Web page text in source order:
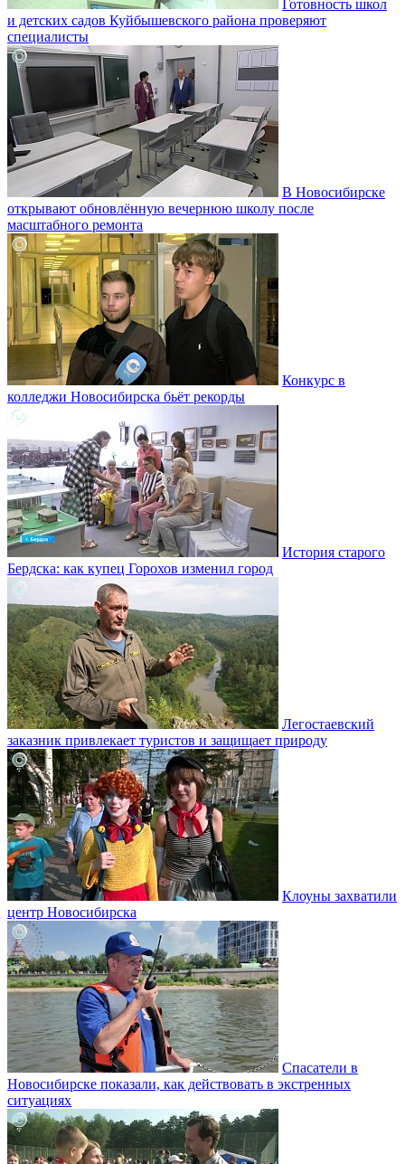
Готовность школ
и детских садов Куйбышевского района проверяют
специалисты
В Новосибирске
открывают обновлённую вечернюю школу после
масштабного ремонта
Конкурс в
колледжи Новосибирска бьёт рекорды
История старого
Бердска: как купец Горохов изменил город
Легостаевский
заказник привлекает туристов и защищает природу
Клоуны захватили
центр Новосибирска
Спасатели в
Новосибирске показали, как действовать в экстренных
ситуациях